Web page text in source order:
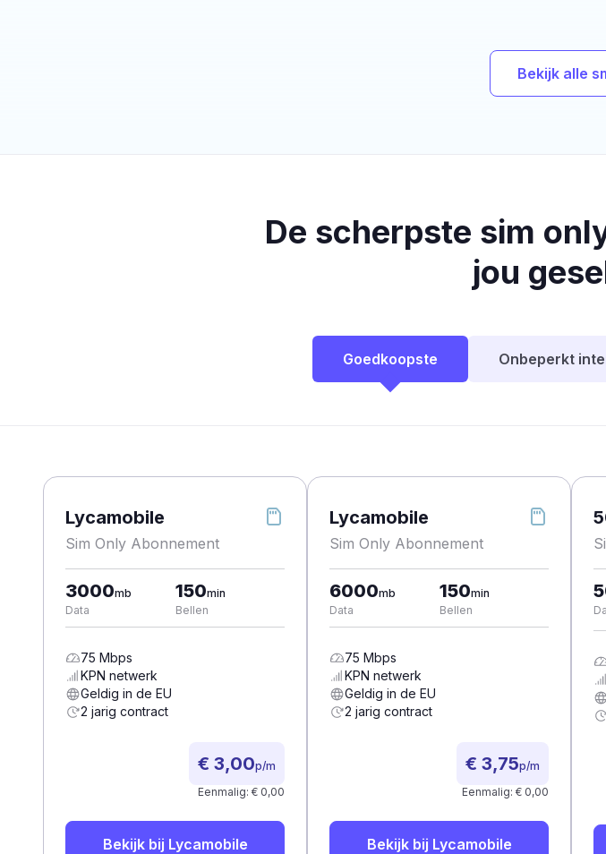
Bekijk alle
De scherpste sim
jou
Goedkoopste Onbeperkt
Lycamobile
Sim Only Abonnement
3000mb
Data
150min
Bellen
75 Mbps
KPN netwerk
Geldig in de EU
2 jarig contract
€ 3,00p/m
Eenmalig: € 0,00
Bekijk bij Lycamobile
Lycamobile
Sim Only Abonnement
6000mb
Data
150min
Bellen
75 Mbps
KPN netwerk
Geldig in de EU
2 jarig contract
€ 3,75p/m
Eenmalig: € 0,00
Bekijk bij Lycamobile